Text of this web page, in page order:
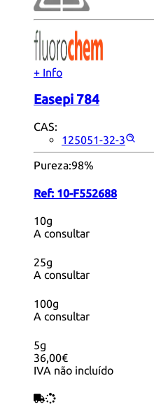
+ Info
Easepi 784
CAS:
125051-32-3
Pureza:98%
Ref: 10-F552688
10g
A consultar
25g
A consultar
100g
A consultar
5g
36,00€
IVA não incluído